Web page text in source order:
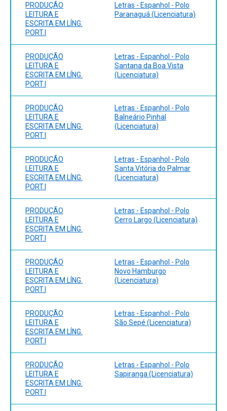
PRODUÇÃO
LEITURA E
ESCRITA EM LÍNG.
PORT.I
Letras - Espanhol - Polo
Paranaguá (Licenciatura)
PRODUÇÃO
LEITURA E
ESCRITA EM LÍNG.
PORT.I
Letras - Espanhol - Polo
Santana da Boa Vista
(Licenciatura)
PRODUÇÃO
LEITURA E
ESCRITA EM LÍNG.
PORT.I
Letras - Espanhol - Polo
Balneário Pinhal
(Licenciatura)
PRODUÇÃO
LEITURA E
ESCRITA EM LÍNG.
PORT.I
Letras - Espanhol - Polo
Santa Vitória do Palmar
(Licenciatura)
PRODUÇÃO
LEITURA E
ESCRITA EM LÍNG.
PORT.I
Letras - Espanhol - Polo
Cerro Largo (Licenciatura)
PRODUÇÃO
LEITURA E
ESCRITA EM LÍNG.
PORT.I
Letras - Espanhol - Polo
Novo Hamburgo
(Licenciatura)
PRODUÇÃO
LEITURA E
ESCRITA EM LÍNG.
PORT.I
Letras - Espanhol - Polo
São Sepé (Licenciatura)
PRODUÇÃO
LEITURA E
ESCRITA EM LÍNG.
PORT.I
Letras - Espanhol - Polo
Sapiranga (Licenciatura)